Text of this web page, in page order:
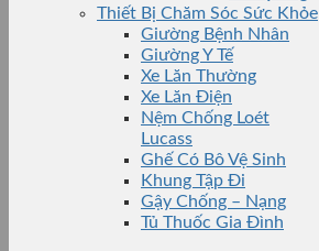
Thiết Bị Chăm Sóc Sức Khỏe
Giường Bệnh Nhân
Giường Y Tế
Xe Lăn Thường
Xe Lăn Điện
Nệm Chống Loét
Lucass
Ghế Có Bô Vệ Sinh
Khung Tập Đi
Gậy Chống – Nạng
Tủ Thuốc Gia Đình